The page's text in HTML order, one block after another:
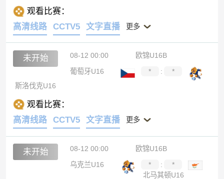
观看比赛：
高清线路
CCTV5 文字直播 更多
未开始 08-12 00:00
欧锦U16B
葡萄牙U16
* :
*
斯洛伐克U16
观看比赛：
高清线路
CCTV5 文字直播 更多
未开始 08-12 00:00
欧锦U16B
乌克兰U16
* :
*
北马其顿U16